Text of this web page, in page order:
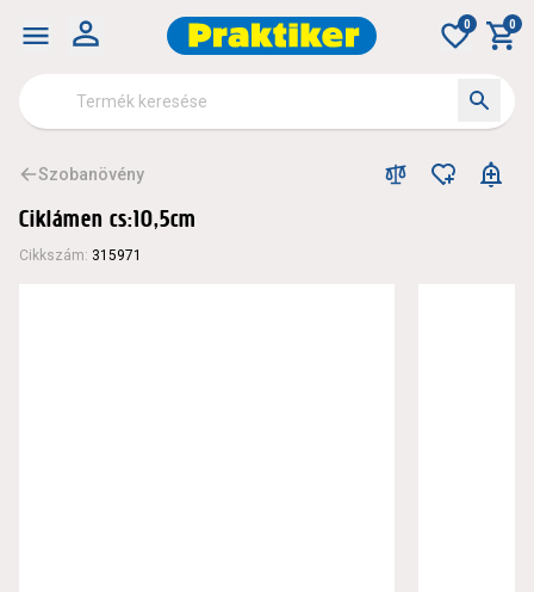
0 0
Szobanövény
Ciklámen cs:10,5cm
Cikkszám: 315971